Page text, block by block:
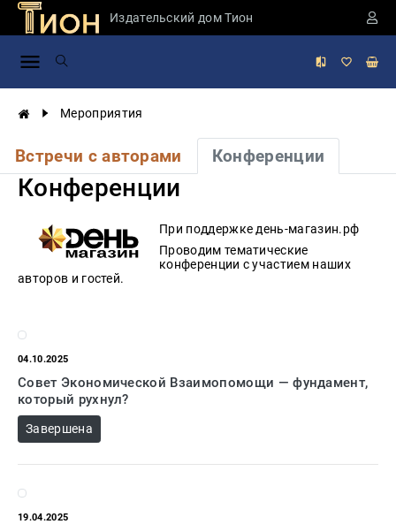
Издательский дом Тион
Мероприятия
Встречи с авторами Конференции
Конференции
При поддержке день-магазин.рф
Проводим тематические
конференции с участием наших
авторов и гостей.
04.10.2025
Совет Экономической Взаимопомощи — фундамент,
который рухнул?
Завершена
19.04.2025
Занимательная
России
история
Экономика
Фантастика
и
приключения
Учебная
Проза
Тайное и
непознанное
Философия